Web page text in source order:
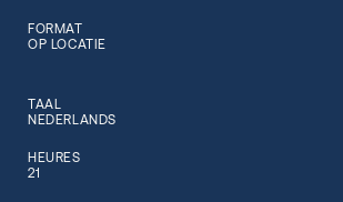
FORMAT
OP LOCATIE
TAAL
NEDERLANDS
HEURES
21